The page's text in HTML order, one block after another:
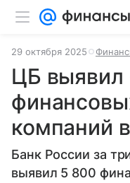
29 октября 2025
ЦБ выявил
компаний
Банк России за
выявил 5 800